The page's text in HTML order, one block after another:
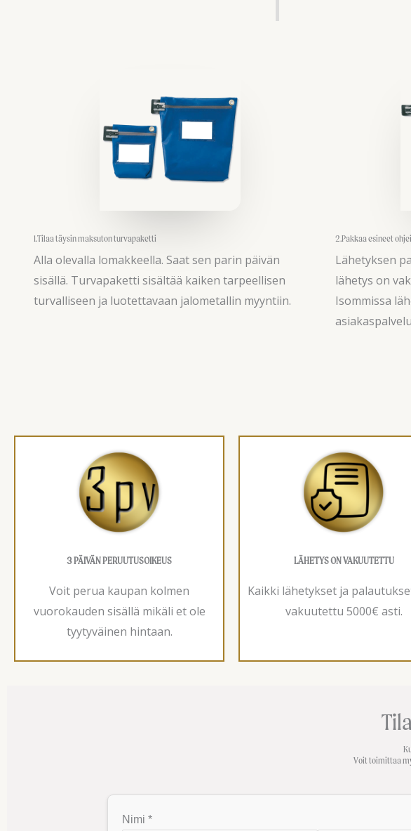
1.Tilaa täysin maksuton turvapaketti
Alla olevalla lomakkeella. Saat sen parin päivän
sisällä. Turvapaketti sisältää kaiken tarpeellisen
turvalliseen ja luotettavaan jalometallin myyntiin.
2.Pakkaa esineet
Lähetyksen
lähetys on
Isommissa
3 PÄIVÄN PERUUTUSOIKEUS
Voit perua kaupan kolmen
vuorokauden sisällä mikäli et ole
tyytyväinen hintaan.
LÄHETYS ON VAKUUTETTU
Kaikki lähetykset ja
vakuutettu 5000€ asti.
Voit toimittaa
Nimi *